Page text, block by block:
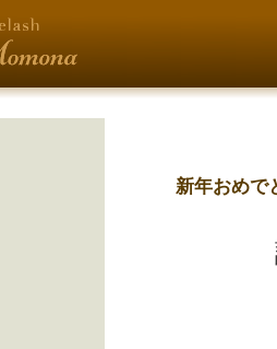
新年おめで